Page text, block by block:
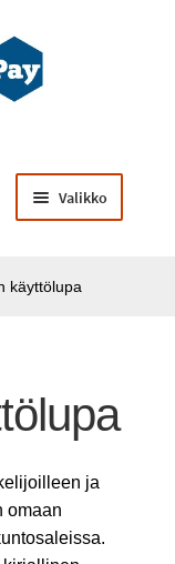
Valikko
tason
käyttölupa
ja
omaan